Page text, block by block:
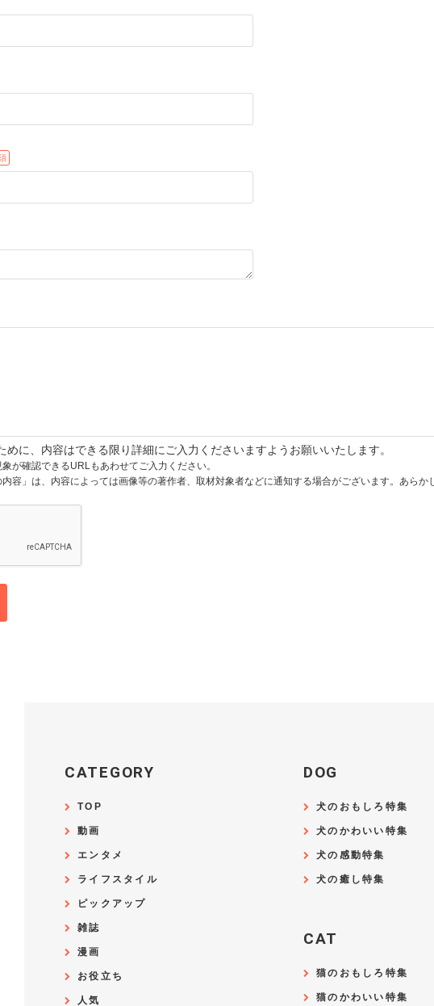
めに、内容はできる限り詳細にご入力くださいますようお願いいたします。
が確認できるURLもあわせてご入力ください。
容」は、内容によっては画像等の著作者、取材対象者などに通知する場合がございます。あらか
CATEGORY
TOP
動画
エンタメ
ライフスタイル
ピックアップ
雑誌
漫画
お役立ち
人気
DOG
犬のおもしろ特集
犬のかわいい特集
犬の感動特集
犬の癒し特集
CAT
猫のおもしろ特集
猫のかわいい特集